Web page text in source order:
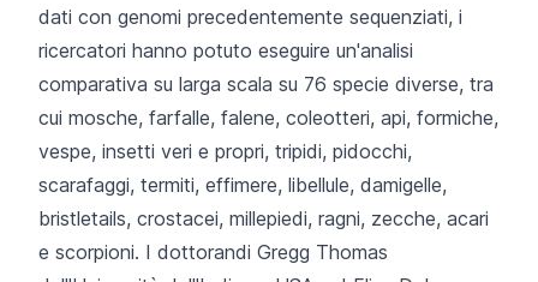
dati con genomi precedentemente sequenziati, i
ricercatori hanno potuto eseguire un'analisi
comparativa su larga scala su 76 specie diverse, tra
cui mosche, farfalle, falene, coleotteri, api, formiche,
vespe, insetti veri e propri, tripidi, pidocchi,
scarafaggi, termiti, effimere, libellule, damigelle,
bristletails, crostacei, millepiedi, ragni, zecche, acari
e scorpioni. I dottorandi Gregg Thomas